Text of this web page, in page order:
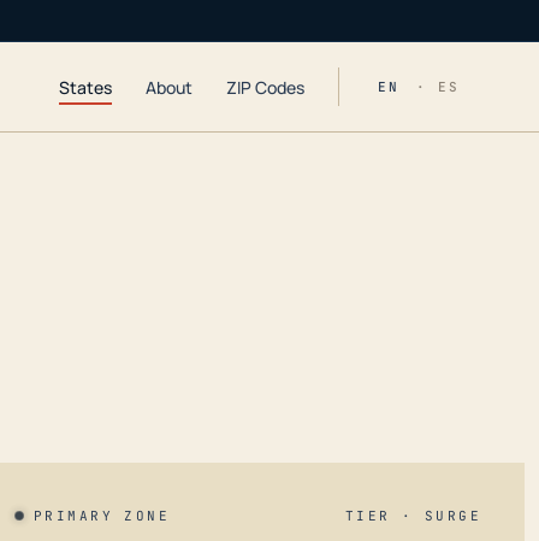
States About ZIP Codes EN · ES
PRIMARY ZONE TIER · SURGE